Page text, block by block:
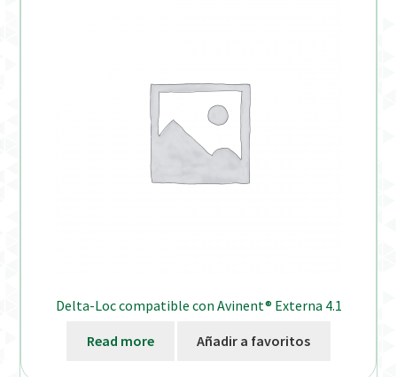
Delta-Loc compatible con Avinent® Externa 4.1
Read more Añadir a favoritos